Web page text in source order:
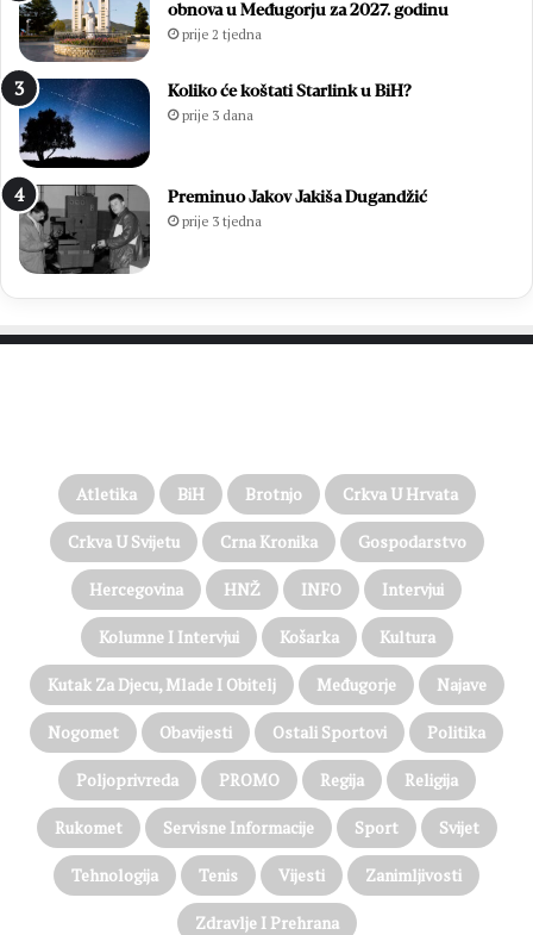
obnova u Međugorju za 2027. godinu
prije 2 tjedna
Koliko će koštati Starlink u BiH?
prije 3 dana
Preminuo Jakov Jakiša Dugandžić
prije 3 tjedna
Atletika BiH Brotnjo Crkva U Hrvata
Crkva U Svijetu Crna Kronika Gospodarstvo
Hercegovina HNŽ INFO Intervjui
Kolumne I Intervjui Košarka Kultura
Kutak Za Djecu, Mlade I Obitelj Međugorje Najave
Nogomet Obavijesti Ostali Sportovi Politika
Poljoprivreda PROMO Regija Religija
Rukomet Servisne Informacije Sport Svijet
Tehnologija Tenis Vijesti Zanimljivosti
Zdravlje I Prehrana